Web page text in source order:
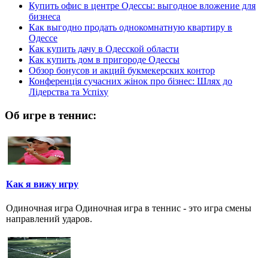
Купить офис в центре Одессы: выгодное вложение для
бизнеса
Как выгодно продать однокомнатную квартиру в
Одессе
Как купить дачу в Одесской области
Как купить дом в пригороде Одессы
Обзор бонусов и акций букмекерских контор
Конференція сучасних жінок про бізнес: Шлях до
Лідерства та Успіху
Об игре в теннис:
Как я вижу игру
Одиночная игра Одиночная игра в теннис - это игра смены
направлений ударов.